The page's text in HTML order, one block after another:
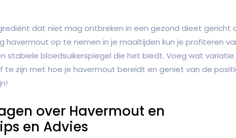
dat niet mag ontbreken in een gezond dieet gericht
havermout op te nemen in je maaltijden kun je profiteren
stabiele bloedsuikerspiegel die het biedt. Voeg wat
zijn met hoe je havermout bereidt en geniet van de
over Havermout en
en Advies